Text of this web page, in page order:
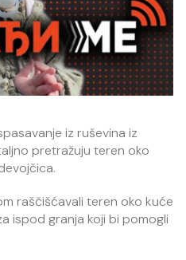
iz ruševina iz
pretražuju teren oko
raščišćavali teren oko kuće
ispod granja koji bi pomogli